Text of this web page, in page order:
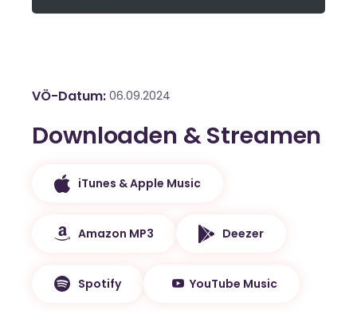
VÖ-Datum 06.09.2024
Downloaden & Streamen
iTunes & Apple Music
Amazon MP3 Deezer
Spotify YouTube Music